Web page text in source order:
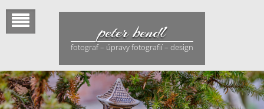
content
peter bendl
fotograf – úpravy fotografií – design